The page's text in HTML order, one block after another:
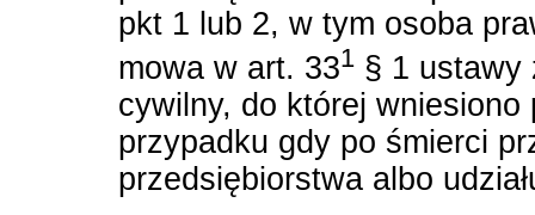
pkt 1 lub 2, w tym osoba
mowa w art. 331 § 1 ustawy
cywilny, do której wniesiono
przypadku gdy po śmierci
przedsiębiorstwa albo